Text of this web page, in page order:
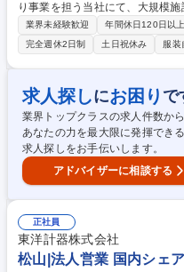
り事業を担う当社にて、大規模
有するお客様に対し、電気・ガ
ルに関する課題整理からソリューシ
ト担当として、電気・ガス契約
ューション(技術提案)と協働し、
カーボンニュートラルに関する
の検討 ■お客さま視点で提案内
ド ■一定数のお客さまを継続的
築 募集職種 【26-EP-27】法人：フロント営業_大規模ビル・施設向け_エ
ネルギー提案
業界未経験歓迎 年間休日120日以上
完全週休2日制
土日祝休み 服装
求人探しにお困り で
業界トップクラスの求人件数から
あなたの力を最大限に発揮できる
求人探しをお手伝いします。
アドバイザーに相談する
正社員
東洋計器株式会社
松山|法人営業 国内シェ